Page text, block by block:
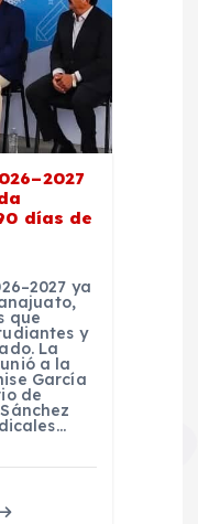
días de
ya
que
y
La
a la
García
de